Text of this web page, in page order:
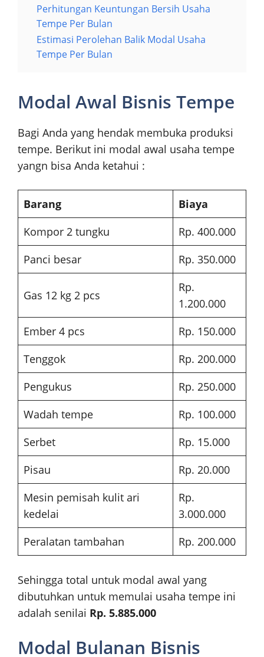
Perhitungan Keuntungan Bersih Usaha
Tempe Per Bulan
Estimasi Perolehan Balik Modal Usaha
Tempe Per Bulan
Modal Awal Bisnis Tempe
Bagi Anda yang hendak membuka produksi
tempe. Berikut ini modal awal usaha tempe
yangn bisa Anda ketahui :
Barang
Biaya
Kompor 2 tungku
Rp. 400.000
Panci besar
Rp. 350.000
Gas 12 kg 2 pcs
Rp.
1.200.000
Ember 4 pcs
Rp. 150.000
Tenggok
Rp. 200.000
Pengukus
Rp. 250.000
Wadah tempe
Rp. 100.000
Serbet
Rp. 15.000
Pisau
Rp. 20.000
Mesin pemisah kulit ari
kedelai
Rp.
3.000.000
Peralatan tambahan
Rp. 200.000
Sehingga total untuk modal awal yang
dibutuhkan untuk memulai usaha tempe ini
adalah senilai Rp. 5.885.000
Modal Bulanan Bisnis